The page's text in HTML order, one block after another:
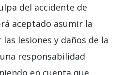
del accidente de
aceptado asumir la
lesiones y daños de la
responsabilidad